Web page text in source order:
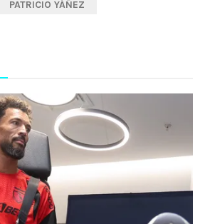
PATRICIO YÁÑEZ